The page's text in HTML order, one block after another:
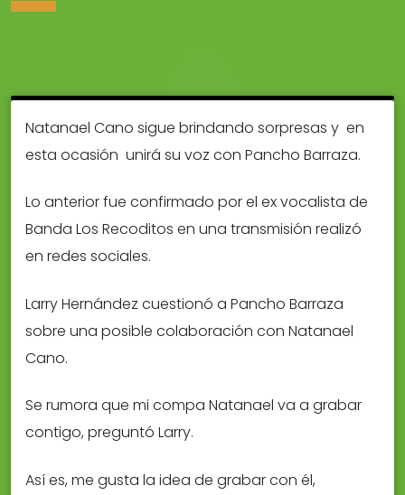
Natanael Cano sigue brindando sorpresas y en
esta ocasión unirá su voz con Pancho Barraza.
Lo anterior fue confirmado por el ex vocalista de
Banda Los Recoditos en una transmisión realizó
en redes sociales.
Larry Hernández cuestionó a Pancho Barraza
sobre una posible colaboración con Natanael
Cano.
Se rumora que mi compa Natanael va a grabar
contigo, preguntó Larry.
Así es, me gusta la idea de grabar con él,